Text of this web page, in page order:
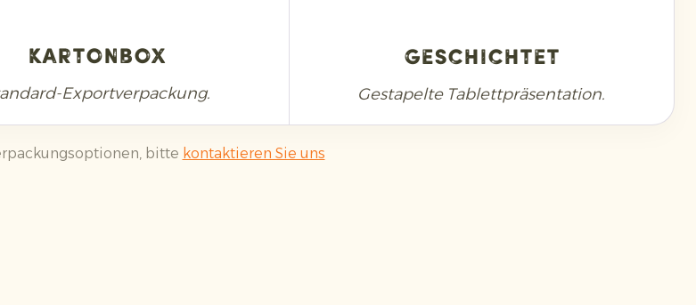
Kartonbox
Exportverpackung.
Geschichtet
Gestapelte Tablettpräsentation.
bitte kontaktieren Sie uns